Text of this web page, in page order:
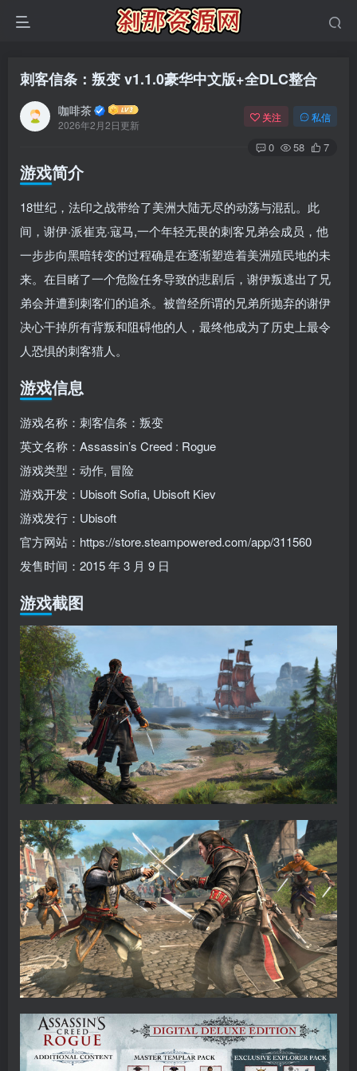
刺客信条：叛变 v1.1.0豪华中文版+全DLC整合
咖啡茶
2026年2月2日更新
关注 私信
0 58 7
游戏简介
18世纪，法印之战带给了美洲大陆无尽的动荡与混乱。此
间，谢伊·派崔克·寇马,一个年轻无畏的刺客兄弟会成员，他
一步步向黑暗转变的过程确是在逐渐塑造着美洲殖民地的未
来。在目睹了一个危险任务导致的悲剧后，谢伊叛逃出了兄
弟会并遭到刺客们的追杀。被曾经所谓的兄弟所抛弃的谢伊
决心干掉所有背叛和阻碍他的人，最终他成为了历史上最令
人恐惧的刺客猎人。
游戏信息
游戏名称：刺客信条：叛变
英文名称：Assassin’s Creed : Rogue
游戏类型：动作, 冒险
游戏开发：Ubisoft Sofia, Ubisoft Kiev
游戏发行：Ubisoft
官方网站：https://store.steampowered.com/app/311560
发售时间：2015 年 3 月 9 日
游戏截图